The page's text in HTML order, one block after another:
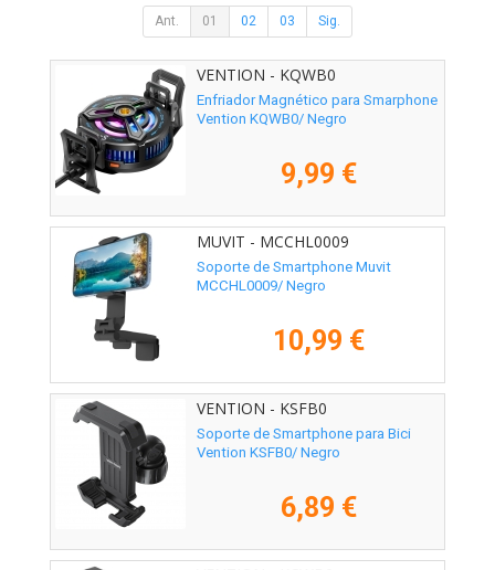
Ant. 01 02 03 Sig.
VENTION - KQWB0
Enfriador Magnético para Smarphone
Vention KQWB0/ Negro
9,99 €
MUVIT - MCCHL0009
Soporte de Smartphone Muvit
MCCHL0009/ Negro
10,99 €
VENTION - KSFB0
Soporte de Smartphone para Bici
Vention KSFB0/ Negro
6,89 €